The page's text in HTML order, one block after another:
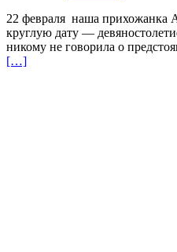
22 февраля наша прихожанка
круглую дату —
никому не говорила о
[…]